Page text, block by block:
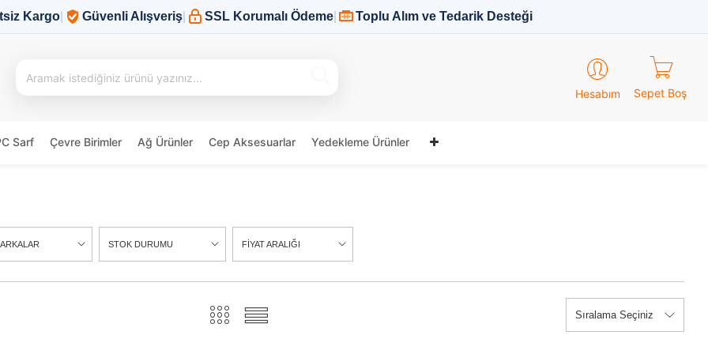
Kargo Güvenli Alışveriş SSL Korumalı Ödeme Toplu Alım ve Tedarik Desteği
Hesabım Sepet Boş
Sarf Çevre Birimler Ağ Ürünler Cep Aksesuarlar Yedekleme Ürünler
STOK DURUMU FİYAT ARALIĞI